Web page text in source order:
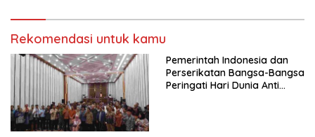
Kasih Allah.
RUU Ketenagakerjaan Baru.
Rekomendasi untuk kamu
Pemerintah Indonesia dan
Perserikatan Bangsa-Bangsa
Peringati Hari Dunia Anti